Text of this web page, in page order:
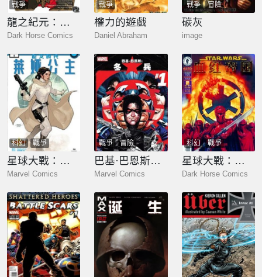
戰爭
龍之紀元：自由武士
Dark Horse Comics
戰爭
權力的遊戲
Daniel Abraham
戰爭 冒險
碳灰
image
科幻 戰爭
星球大戰：起義時代
Marvel Comics
戰爭 冒險
巴基·巴恩斯：冬兵Avengers NOW!
Marvel Comics
科幻 戰爭
星球大戰：血紅帝國
Dark Horse Comics